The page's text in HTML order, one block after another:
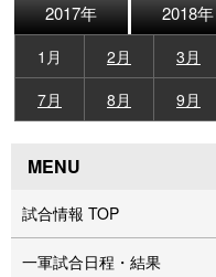
2017年 2018年
1月 2月 3月
7月
8月 9月
MENU
試合情報 TOP
一軍試合日程・結果